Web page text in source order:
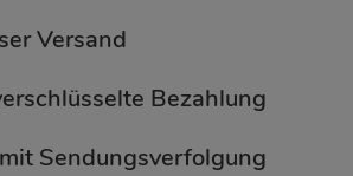
Versand
Bezahlung
Sendungsverfolgung